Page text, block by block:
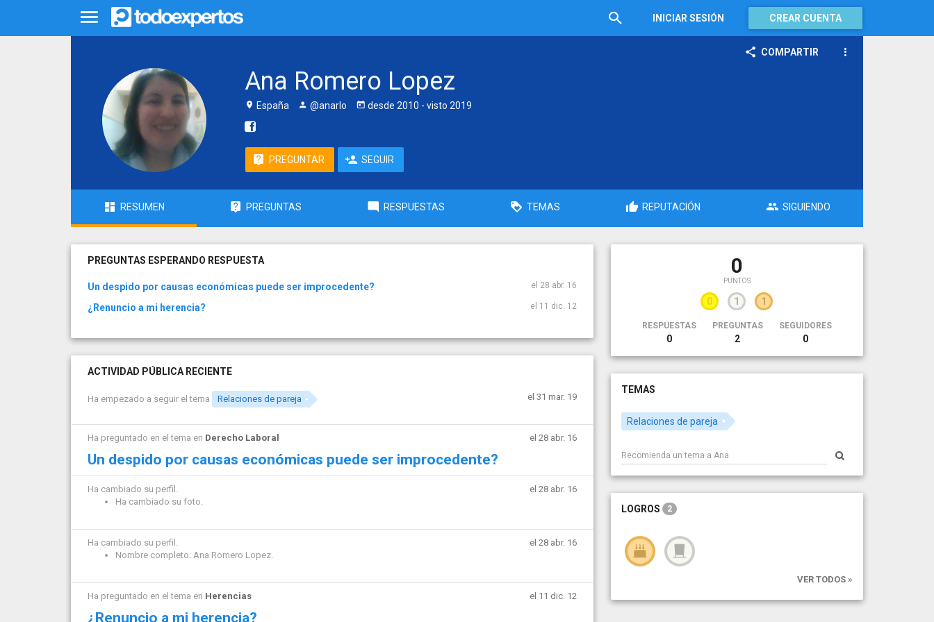
INICIAR SESIÓN CREAR CUENTA
COMPARTIR
Ana Romero Lopez
España @anarlo desde 2010 - visto 2019
PREGUNTAR SEGUIR
RESUMEN PREGUNTAS RESPUESTAS TEMAS REPUTACIÓN SIGUIENDO
PREGUNTAS ESPERANDO RESPUESTA
Un despido por causas económicas puede ser improcedente? el 28 abr. 16
¿Renuncio a mi herencia? el 11 dic. 12
ACTIVIDAD PÚBLICA RECIENTE
Ha empezado a seguir el tema Relaciones de pareja el 31 mar. 19
Ha preguntado en el tema en Derecho Laboral el 28 abr. 16
Un despido por causas económicas puede ser improcedente?
Ha cambiado su perfil.
Ha cambiado su foto.
el 28 abr. 16
Ha cambiado su perfil.
Nombre completo: Ana Romero Lopez.
el 28 abr. 16
Ha preguntado en el tema en Herencias el 11 dic. 12
¿Renuncio a mi herencia?
0
PUNTOS
0 1 1
RESPUESTAS
0
PREGUNTAS
2
SEGUIDORES
0
TEMAS
Relaciones de pareja
LOGROS 2
VER TODOS »